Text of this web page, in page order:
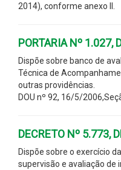
2014), conforme anexo II.
PORTARIA Nº 1.027,
Dispõe sobre banco de
Técnica de
outras providências.
DOU nº 92, 16/5/
DECRETO Nº 5.773,
Dispõe sobre o exercício
supervisão e avaliação de